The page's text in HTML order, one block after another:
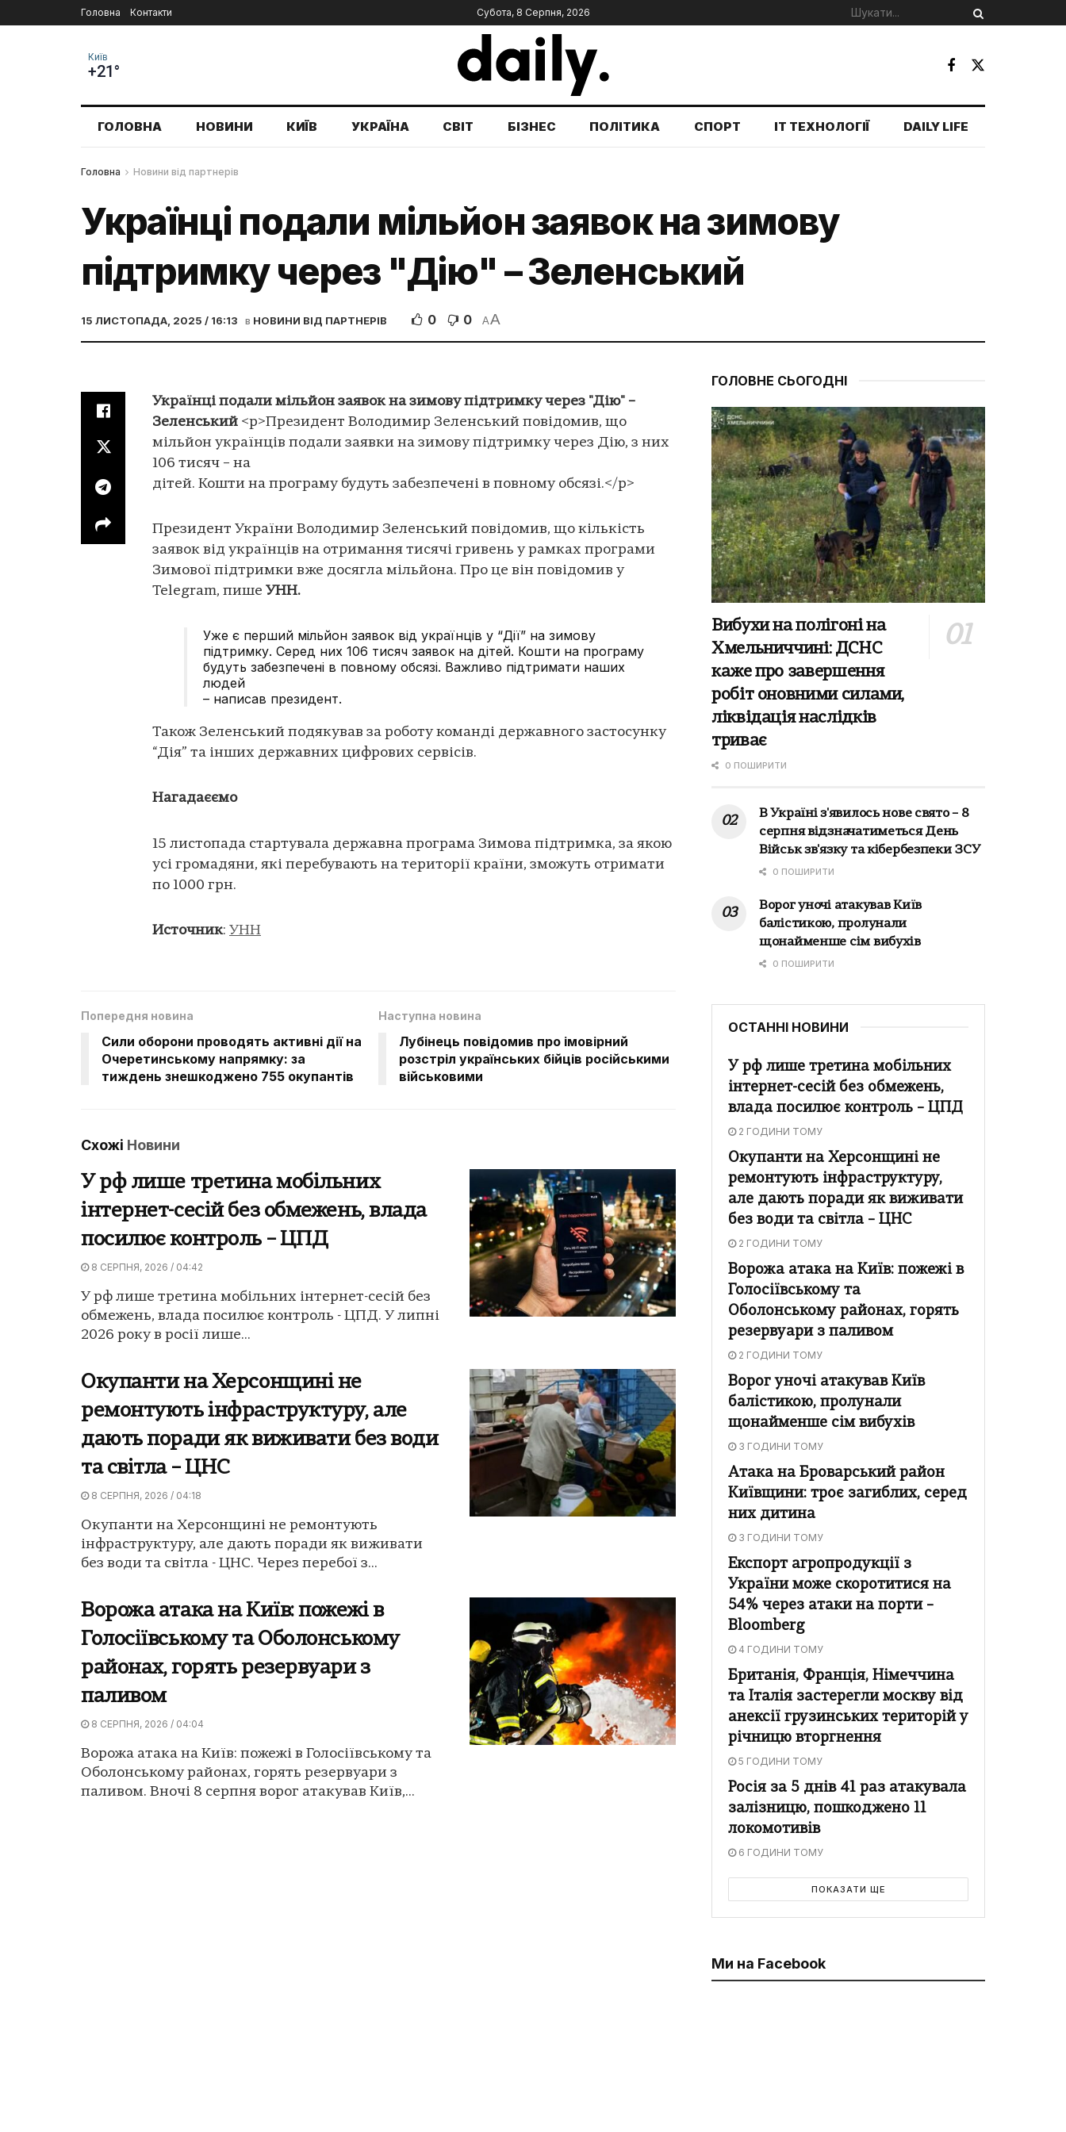
Головна Контакти Субота, 8 Серпня, 2026
Київ
+21°
ГОЛОВНА НОВИНИ КИЇВ УКРАЇНА СВІТ БІЗНЕС ПОЛІТИКА СПОРТ IT ТЕХНОЛОГІЇ DAILY LIFE
Головна Новини від партнерів
Українці подали мільйон заявок на зимову
підтримку через "Дію" – Зеленський
15 ЛИСТОПАДА, 2025 / 16:13 в НОВИНИ ВІД ПАРТНЕРІВ 0 0 AA
Українці подали мільйон заявок на зимову підтримку через "Дію" –
Зеленський <p>Президент Володимир Зеленський повідомив, що
мільйон українців подали заявки на зимову підтримку через Дію, з них
106 тисяч – на
дітей. Кошти на програму будуть забезпечені в повному обсязі.</p>
Президент України Володимир Зеленський повідомив, що кількість
заявок від українців на отримання тисячі гривень у рамках програми
Зимової підтримки вже досягла мільйона. Про це він повідомив у
Telegram, пише УНН.
Уже є перший мільйон заявок від українців у “Дії” на зимову
підтримку. Серед них 106 тисяч заявок на дітей. Кошти на програму
будуть забезпечені в повному обсязі. Важливо підтримати наших
людей
– написав президент.
Також Зеленський подякував за роботу команді державного застосунку
“Дія” та інших державних цифрових сервісів.
Нагадаєємо
15 листопада стартувала державна програма Зимова підтримка, за якою
усі громадяни, які перебувають на території країни, зможуть отримати
по 1000 грн.
Источник: УНН
Попередня новина
Сили оборони проводять активні дії на
Очеретинському напрямку: за
тиждень знешкоджено 755 окупантів
Наступна новина
Лубінець повідомив про імовірний
розстріл українських бійців російськими
військовими
Схожі Новини
У рф лише третина мобільних
інтернет-сесій без обмежень, влада
посилює контроль – ЦПД
8 СЕРПНЯ, 2026 / 04:42
У рф лише третина мобільних інтернет-сесій без
обмежень, влада посилює контроль - ЦПД. У липні
2026 року в росії лише...
Окупанти на Херсонщині не
ремонтують інфраструктуру, але
дають поради як виживати без води
та світла – ЦНС
8 СЕРПНЯ, 2026 / 04:18
Окупанти на Херсонщині не ремонтують
інфраструктуру, але дають поради як виживати
без води та світла - ЦНС. Через перебої з...
Ворожа атака на Київ: пожежі в
Голосіївському та Оболонському
районах, горять резервуари з
паливом
8 СЕРПНЯ, 2026 / 04:04
Ворожа атака на Київ: пожежі в Голосіївському та
Оболонському районах, горять резервуари з
паливом. Вночі 8 серпня ворог атакував Київ,...
ГОЛОВНЕ СЬОГОДНІ
Вибухи на полігоні на
Хмельниччині: ДСНС
каже про завершення
робіт оновними силами,
ліквідація наслідків
триває
0 ПОШИРИТИ
В Україні з'явилось нове свято – 8
серпня відзначатиметься День
Військ зв'язку та кібербезпеки ЗСУ
0 ПОШИРИТИ
Ворог уночі атакував Київ
балістикою, пролунали
щонайменше сім вибухів
0 ПОШИРИТИ
ОСТАННІ НОВИНИ
У рф лише третина мобільних
інтернет-сесій без обмежень,
влада посилює контроль – ЦПД
2 ГОДИНИ ТОМУ
Окупанти на Херсонщині не
ремонтують інфраструктуру,
але дають поради як виживати
без води та світла – ЦНС
2 ГОДИНИ ТОМУ
Ворожа атака на Київ: пожежі в
Голосіївському та
Оболонському районах, горять
резервуари з паливом
2 ГОДИНИ ТОМУ
Ворог уночі атакував Київ
балістикою, пролунали
щонайменше сім вибухів
3 ГОДИНИ ТОМУ
Атака на Броварський район
Київщини: троє загиблих, серед
них дитина
3 ГОДИНИ ТОМУ
Експорт агропродукції з
України може скоротитися на
54% через атаки на порти –
Bloomberg
4 ГОДИНИ ТОМУ
Британія, Франція, Німеччина
та Італія застерегли москву від
анексії грузинських територій у
річницю вторгнення
5 ГОДИНИ ТОМУ
Росія за 5 днів 41 раз атакувала
залізницю, пошкоджено 11
локомотивів
6 ГОДИНИ ТОМУ
ПОКАЗАТИ ЩЕ
Ми на Facebook